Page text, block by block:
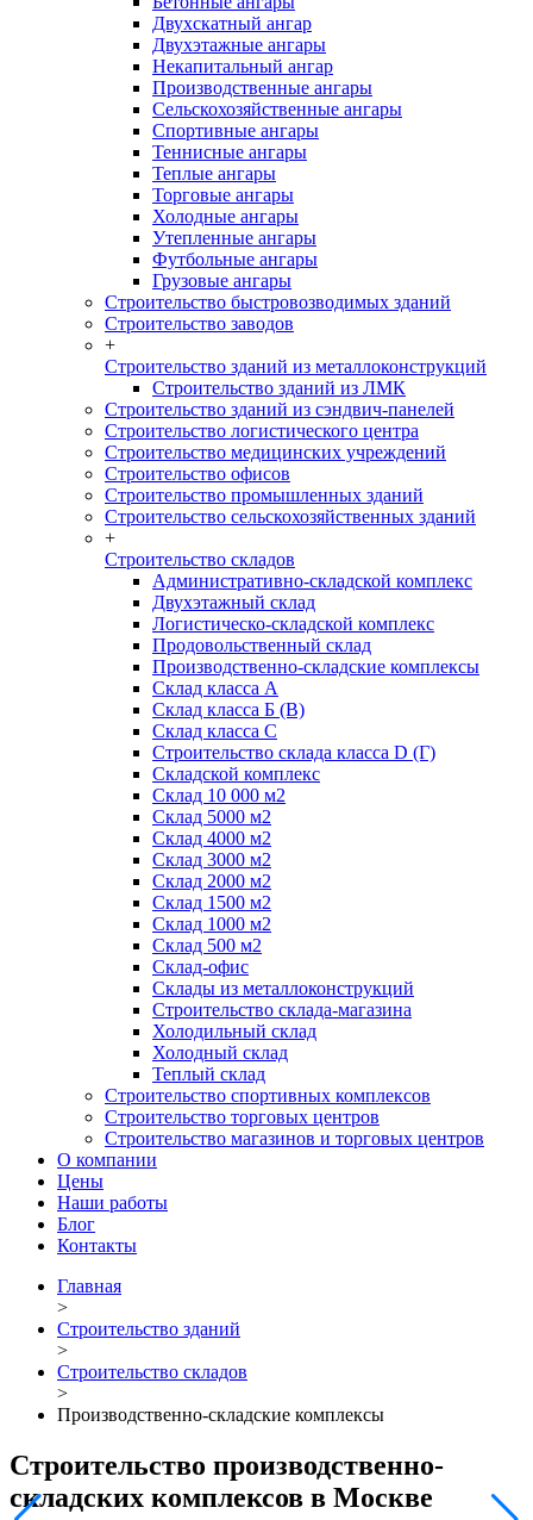
Двухскатный ангар
Двухэтажные ангары
Некапитальный ангар
Производственные ангары
Сельскохозяйственные ангары
Спортивные ангары
Теннисные ангары
Теплые ангары
Торговые ангары
Холодные ангары
Утепленные ангары
Футбольные ангары
Грузовые ангары
Строительство быстровозводимых зданий
Строительство заводов
+
Строительство зданий из металлоконструкций
Строительство зданий из ЛМК
Строительство зданий из сэндвич-панелей
Строительство логистического центра
Строительство медицинских учреждений
Строительство офисов
Строительство промышленных зданий
Строительство сельскохозяйственных зданий
+
Строительство складов
Административно-складской комплекс
Двухэтажный склад
Логистическо-складской комплекс
Продовольственный склад
Производственно-складские комплексы
Склад класса А
Склад класса Б (B)
Склад класса С
Строительство склада класса D (Г)
Складской комплекс
Склад 10 000 м2
Склад 5000 м2
Склад 4000 м2
Склад 3000 м2
Склад 2000 м2
Склад 1500 м2
Склад 1000 м2
Склад 500 м2
Склад-офис
Склады из металлоконструкций
Строительство склада-магазина
Холодильный склад
Холодный склад
Теплый склад
Строительство спортивных комплексов
Строительство торговых центров
Строительство магазинов и торговых центров
О компании
Цены
Наши работы
Блог
Контакты
Главная
>
Строительство зданий
>
Строительство складов
>
Производственно-складские комплексы
Строительство производственно-
складских комплексов в Москве